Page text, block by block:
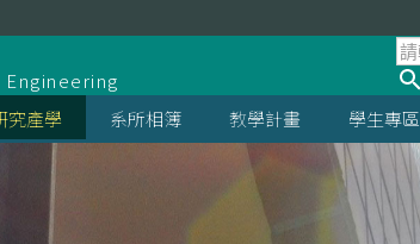
究產學 系所相簿 教學計畫 學生專區